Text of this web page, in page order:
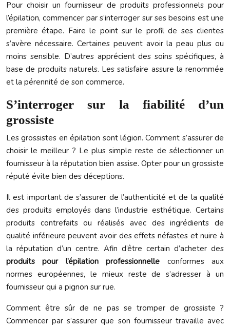
Pour choisir un fournisseur de produits professionnels pour
l’épilation, commencer par s’interroger sur ses besoins est une
première étape. Faire le point sur le profil de ses clientes
s’avère nécessaire. Certaines peuvent avoir la peau plus ou
moins sensible. D’autres apprécient des soins spécifiques, à
base de produits naturels. Les satisfaire assure la renommée
et la pérennité de son commerce.
S’interroger sur la fiabilité d’un
grossiste
Les grossistes en épilation sont légion. Comment s’assurer de
choisir le meilleur ? Le plus simple reste de sélectionner un
fournisseur à la réputation bien assise. Opter pour un grossiste
réputé évite bien des déceptions.
Il est important de s’assurer de l’authenticité et de la qualité
des produits employés dans l’industrie esthétique. Certains
produits contrefaits ou réalisés avec des ingrédients de
qualité inférieure peuvent avoir des effets néfastes et nuire à
la réputation d’un centre. Afin d’être certain d’acheter des
produits pour l’épilation professionnelle conformes aux
normes européennes, le mieux reste de s’adresser à un
fournisseur qui a pignon sur rue.
Comment être sûr de ne pas se tromper de grossiste ?
Commencer par s’assurer que son fournisseur travaille avec